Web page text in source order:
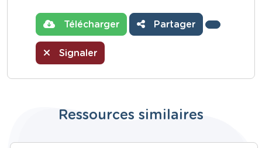
Télécharger Partager
Signaler
Ressources similaires